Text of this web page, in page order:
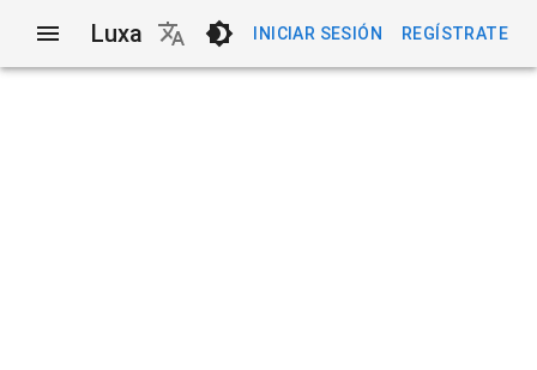
Luxa INICIAR SESIÓN REGÍSTRATE